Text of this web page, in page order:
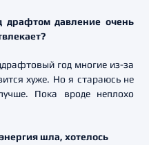
драфтом давление очень
год многие из-за
хуже. Но я стараюсь не
Пока вроде неплохо
шла, хотелось